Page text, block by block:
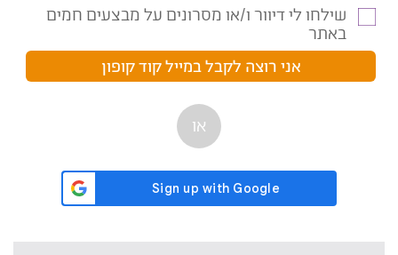
שילחו לי דיוור ו/או מסרונים על מבצעים חמים
באתר
או